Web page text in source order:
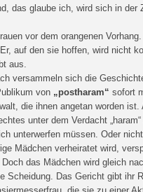
das glaube ich, wird sich in der
vor dem orangenen
auf den sie hoffen, wird nicht
aus.
versammeln sich die
von „postharam“ sofort
die ihnen angetan worden
unter dem Verdacht
unterwerfen müssen. Oder
Mädchen verheiratet wird,
das Mädchen wird gleich
Scheidung. Das Gericht gibt ihr